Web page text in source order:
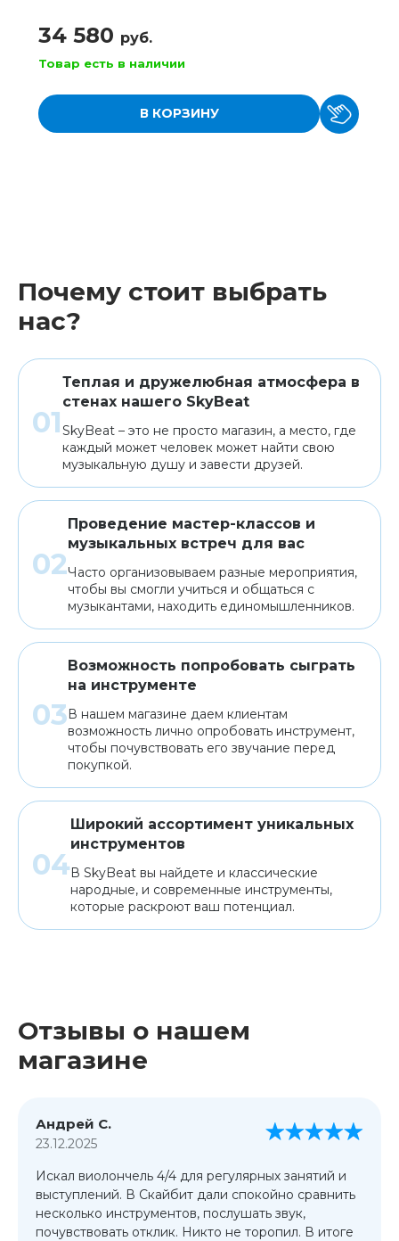
34 580 руб.
Товар есть в наличии
В КОРЗИНУ
Почему стоит выбрать
нас?
Теплая и дружелюбная атмосфера в
стенах нашего SkyBeat
SkyBeat – это не просто магазин, а место, где
каждый может человек может найти свою
музыкальную душу и завести друзей.
Проведение мастер-классов и
музыкальных встреч для вас
Часто организовываем разные мероприятия,
чтобы вы смогли учиться и общаться с
музыкантами, находить единомышленников.
Возможность попробовать сыграть
на инструменте
В нашем магазине даем клиентам
возможность лично опробовать инструмент,
чтобы почувствовать его звучание перед
покупкой.
Широкий ассортимент уникальных
инструментов
В SkyBeat вы найдете и классические
народные, и современные инструменты,
которые раскроют ваш потенциал.
Отзывы о нашем
магазине
Андрей С.
23.12.2025
Искал виолончель 4/4 для регулярных занятий и
выступлений. В Скайбит дали спокойно сравнить
несколько инструментов, послушать звук,
почувствовать отклик. Никто не торопил. В итоге